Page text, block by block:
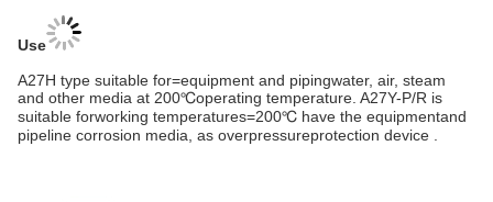
Use
A27H type suitable for=equipment and pipingwater, air, steam
and other media at 200℃operating temperature. A27Y-P/R is
suitable forworking temperatures=200℃ have the equipmentand
pipeline corrosion media, as overpressureprotection device .